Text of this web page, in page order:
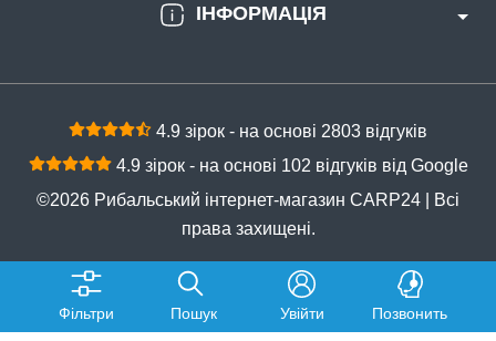
Фільтри Пошук Увійти Позвонить
ІНФОРМАЦІЯ
4.9 зірок - на основі 2803 відгуків
4.9 зірок - на основі 102 відгуків від Google
©2026 Рибальський інтернет-магазин CARP24 | Всі
права захищені.